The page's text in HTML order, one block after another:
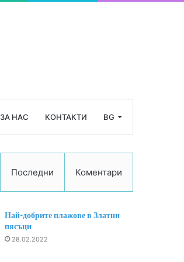
ЗА НАС КОНТАКТИ BG
Последни Коментари
Най-добрите плажове в Златни
пясъци
28.02.2022